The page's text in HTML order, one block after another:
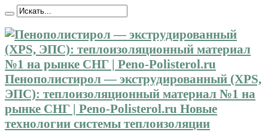
Пенополистирол — экструдированный (XPS,
ЭПС): теплоизоляционный материал №1 на
рынке СНГ | Peno-Polisterol.ru Новые
технологии системы теплоизоляции